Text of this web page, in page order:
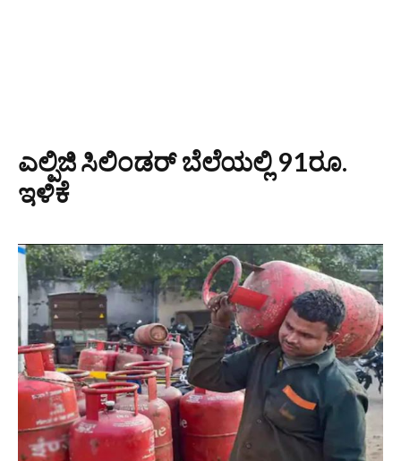
ಎಲ್ಪಿಜಿ ಸಿಲಿಂಡರ್ ಬೆಲೆಯಲ್ಲಿ 91ರೂ.
ಇಳಿಕೆ